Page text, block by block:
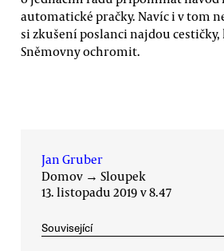
automatické pračky. Navíc i v tom
si zkušení poslanci najdou
Sněmovny ochromit.
Jan Gruber
Domov → Sloupek
13. listopadu 2019 v 8.47
Související